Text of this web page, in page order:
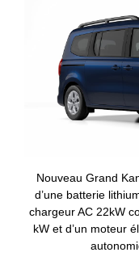
Nouveau Grand
d’une batterie
chargeur AC 22kW
kW et d’un moteur